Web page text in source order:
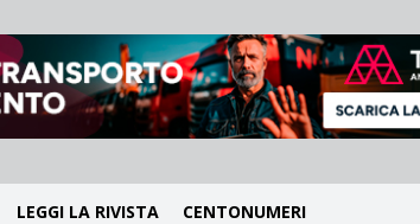
LEGGI LA RIVISTA CENTONUMERI